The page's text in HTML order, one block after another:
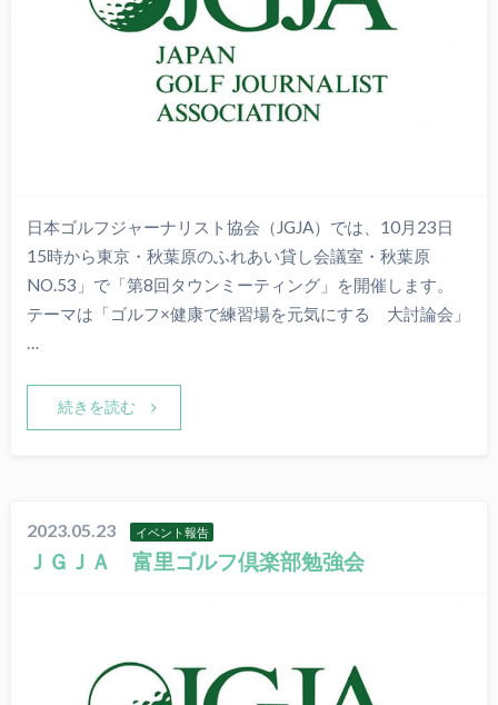
日本ゴルフジャーナリスト協会（JGJA）では、10月23日
15時から東京・秋葉原のふれあい貸し会議室・秋葉原
NO.53」で「第8回タウンミーティング」を開催します。
テーマは「ゴルフ×健康で練習場を元気にする 大討論会」
…
続きを読む
2023.05.23 イベント報告
ＪＧＪＡ 富里ゴルフ倶楽部勉強会